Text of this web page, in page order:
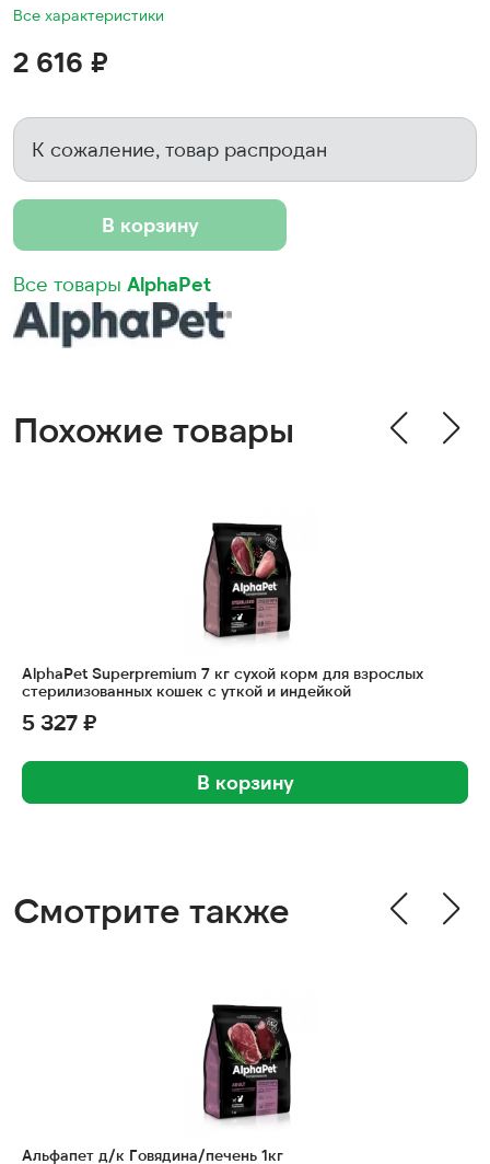
Все характеристики
2 616 ₽
К сожаление, товар распродан
В корзину
Все товары AlphaPet
Похожие товары
AlphaPet Superpremium 7 кг сухой корм для взрослых
стерилизованных кошек с уткой и индейкой
5 327 ₽
В корзину
Смотрите также
Альфапет д/к Говядина/печень 1кг